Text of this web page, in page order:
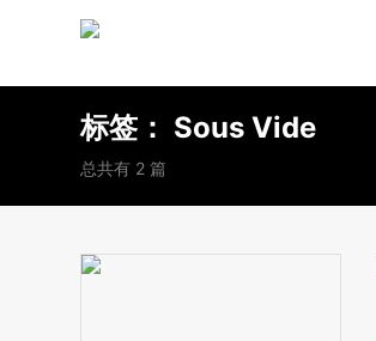
标签： Sous Vide
总共有 2 篇